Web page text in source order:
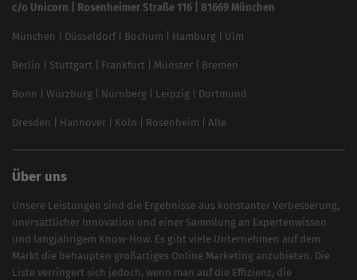
Linkbuilding 2025
Local SEO
SEO für Online Shops
Brand Monitoring 2025
c/o Unicorn | Rosenheimer Straße 116 | 81669 München
München Düsseldorf| Bochum Hamburg Ulm
Berlin Stuttgart Frankfurt Münster Bremen
Bonn Würzburg Nürnberg Leipzig Dortmund
Dresden Hannover Köln Rosenheim Alle
Über uns
Unsere Leistungen sind die Ergebnisse aus konstanter Verbesserung,
unersättlicher Innovation und einer Sammlung an Expertenwissen
und langjährigem Know-How. Es gibt viele Unternehmen auf dem
Markt die behaupten großartiges Online Marketing anzubieten. Die
Liste verringert sich jedoch, wenn man auf die Effizienz, die